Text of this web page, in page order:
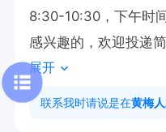
8:30-10:30，下午时
感兴趣的，欢迎投递
展开
联系我时请说是在黄梅